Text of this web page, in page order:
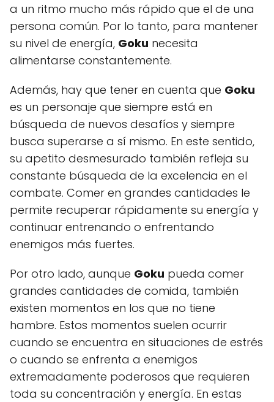
a un ritmo mucho más rápido que el de una
persona común. Por lo tanto, para mantener
su nivel de energía, Goku necesita
alimentarse constantemente.
Además, hay que tener en cuenta que Goku
es un personaje que siempre está en
búsqueda de nuevos desafíos y siempre
busca superarse a sí mismo. En este sentido,
su apetito desmesurado también refleja su
constante búsqueda de la excelencia en el
combate. Comer en grandes cantidades le
permite recuperar rápidamente su energía y
continuar entrenando o enfrentando
enemigos más fuertes.
Por otro lado, aunque Goku pueda comer
grandes cantidades de comida, también
existen momentos en los que no tiene
hambre. Estos momentos suelen ocurrir
cuando se encuentra en situaciones de estrés
o cuando se enfrenta a enemigos
extremadamente poderosos que requieren
toda su concentración y energía. En estas